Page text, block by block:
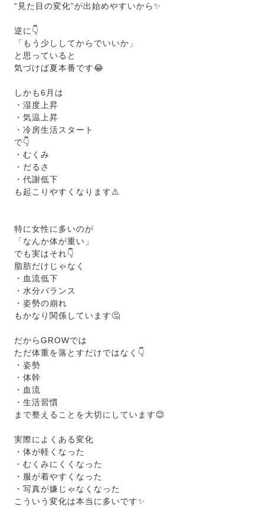
“見た目の変化”が出始めやすいから✨
逆に👇
「もう少ししてからでいいか」
と思っていると
気づけば夏本番です😂
しかも6月は
・湿度上昇
・気温上昇
・冷房生活スタート
で👇
・むくみ
・だるさ
・代謝低下
も起こりやすくなります⚠️
特に女性に多いのが
「なんか体が重い」
でも実はそれ👇
脂肪だけじゃなく
・血流低下
・水分バランス
・姿勢の崩れ
もかなり関係しています🤔
だからGROWでは
ただ体重を落とすだけではなく👇
・姿勢
・体幹
・血流
・生活習慣
まで整えることを大切にしています😊
実際によくある変化
・体が軽くなった
・むくみにくくなった
・服が着やすくなった
・写真が嫌じゃなくなった
こういう変化は本当に多いです✨